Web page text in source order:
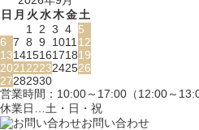
日 月 火水木金土
1
2 3 4 5
6 7 8 9 1011 12
13141516171819
2021 2223242526
27282930
営業時間：10:00～17:00（12:00～
休業日…土・日・祝
お問い合わせ